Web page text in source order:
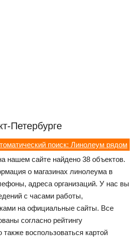
Петербурге
поиск: Линолеум рядом
нашем сайте найдено 38 объектов.
о магазинах линолеума в
адреса организаций. У нас вы
с часами работы,
на официальные сайты. Все
согласно рейтингу
воспользоваться картой